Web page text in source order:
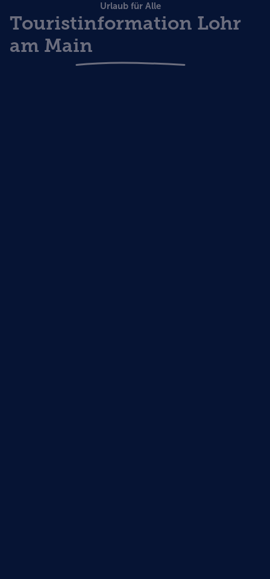
Urlaub für Alle
Touristinformation Lohr
am Main